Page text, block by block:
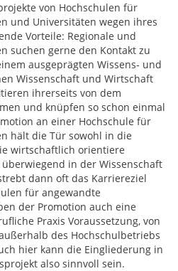
von Hochschulen für
und Universitäten wegen ihres
Vorteile: Regionale und
suchen gerne den Kontakt zu
ausgeprägten Wissens- und
Wissenschaft und Wirtschaft
ihrerseits von dem
und knüpfen so schon einmal
an einer Hochschule für
hält die Tür sowohl in die
wirtschaftlich orientiere
in der Wissenschaft
dann oft das Karriereziel
für angewandte
der Promotion auch eine
Praxis Voraussetzung, von
des Hochschulbetriebs
hier kann die Eingliederung in
also sinnvoll sein.